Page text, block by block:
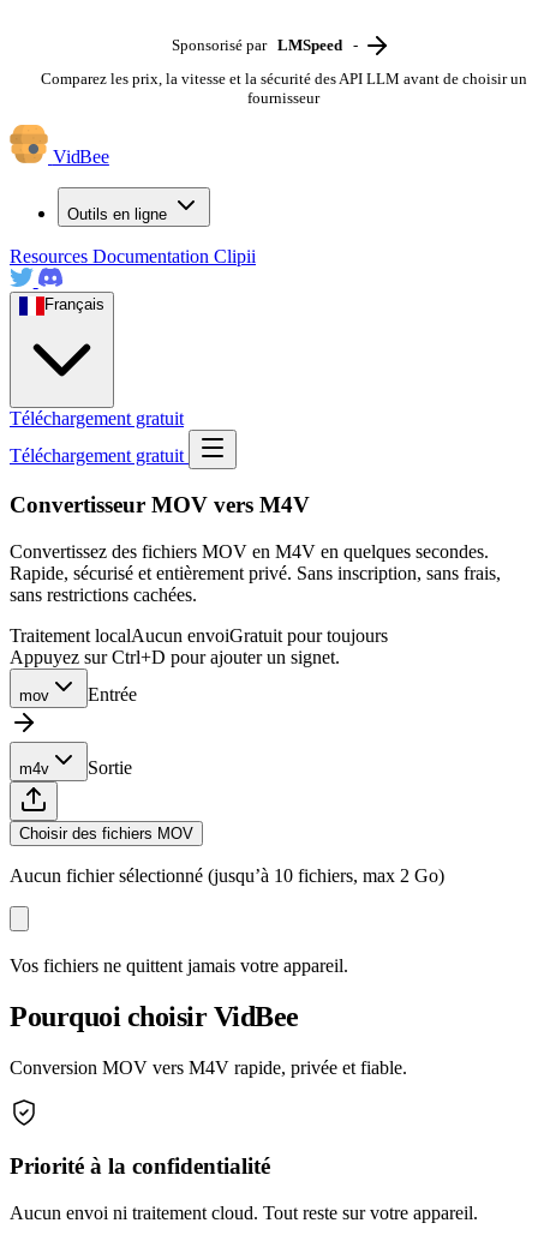
Sponsorisé par LMSpeed
-
Comparez les prix, la vitesse et la sécurité des API LLM avant de choisir un
fournisseur
VidBee
Outils en ligne
Resources Documentation Clipii
Français
Téléchargement gratuit
Téléchargement gratuit
Convertisseur MOV vers M4V
Convertissez des fichiers MOV en M4V en quelques secondes.
Rapide, sécurisé et entièrement privé. Sans inscription, sans frais,
sans restrictions cachées.
Traitement localAucun envoiGratuit pour toujours
Appuyez sur Ctrl+D pour ajouter un signet.
mov Entrée
m4v Sortie
Choisir des fichiers MOV
Aucun fichier sélectionné (jusqu’à 10 fichiers, max 2 Go)
Vos fichiers ne quittent jamais votre appareil.
Pourquoi choisir VidBee
Conversion MOV vers M4V rapide, privée et fiable.
Priorité à la confidentialité
Aucun envoi ni traitement cloud. Tout reste sur votre appareil.